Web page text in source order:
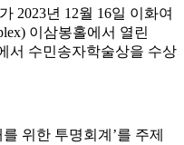
2023년 12월 16일 이화여
이삼봉홀에서 열린
서 수민송자학술상을 수상
위한 투명회계’를 주제